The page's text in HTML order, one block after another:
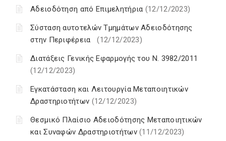
Αδειοδότηση από Επιμελητήρια (12/12/2023)
Σύσταση αυτοτελών Τμημάτων Αδειοδότησης
στην Περιφέρεια(12/12/2023)
Διατάξεις Γενικής Εφαρμογής του N. 3982/2011
(12/12/2023)
Εγκατάσταση και Λειτουργία Μεταποιητικών
Δραστηριοτήτων (12/12/2023)
Θεσμικό Πλαίσιο Αδειοδότησης Μεταποιητικών
και Συναφών Δραστηριοτήτων(11/12/2023)